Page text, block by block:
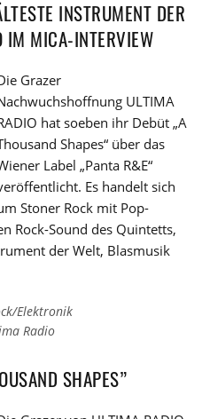
INSTRUMENT DER
IM MICA-INTERVIEW
Grazer
ULTIMA
hat soeben ihr Debüt „A
Shapes“ über das
Label „Panta R&E“
Es handelt sich
Stoner Rock mit Pop-
Rock-Sound des Quintetts,
der Welt, Blasmusik
Elektronik
Radio
SHAPES”